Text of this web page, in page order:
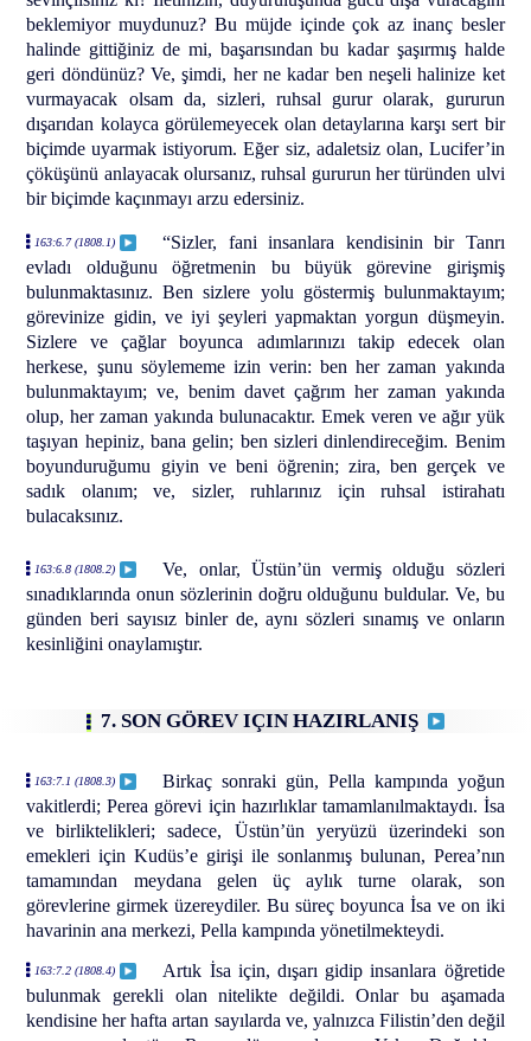
beklemiyor muydunuz? Bu müjde içinde çok az inanç besler
halinde gittiğiniz de mi, başarısından bu kadar şaşırmış halde
geri döndünüz? Ve, şimdi, her ne kadar ben neşeli halinize ket
vurmayacak olsam da, sizleri, ruhsal gurur olarak, gururun
dışarıdan kolayca görülemeyecek olan detaylarına karşı sert bir
biçimde uyarmak istiyorum. Eğer siz, adaletsiz olan, Lucifer’in
çöküşünü anlayacak olursanız, ruhsal gururun her türünden ulvi
bir biçimde kaçınmayı arzu edersiniz.
163:6.7 (1808.1)
“Sizler, fani insanlara kendisinin bir Tanrı
evladı olduğunu öğretmenin bu büyük görevine girişmiş
bulunmaktasınız. Ben sizlere yolu göstermiş bulunmaktayım;
görevinize gidin, ve iyi şeyleri yapmaktan yorgun düşmeyin.
Sizlere ve çağlar boyunca adımlarınızı takip edecek olan
herkese, şunu söylememe izin verin: ben her zaman yakında
bulunmaktayım; ve, benim davet çağrım her zaman yakında
olup, her zaman yakında bulunacaktır. Emek veren ve ağır yük
taşıyan hepiniz, bana gelin; ben sizleri dinlendireceğim. Benim
boyunduruğumu giyin ve beni öğrenin; zira, ben gerçek ve
sadık olanım; ve, sizler, ruhlarınız için ruhsal istirahatı
bulacaksınız.
163:6.8 (1808.2)
Ve, onlar, Üstün’ün vermiş olduğu sözleri
sınadıklarında onun sözlerinin doğru olduğunu buldular. Ve, bu
günden beri sayısız binler de, aynı sözleri sınamış ve onların
kesinliğini onaylamıştır.
7. SON GÖREV IÇIN HAZIRLANIŞ
163:7.1 (1808.3)
Birkaç sonraki gün, Pella kampında yoğun
vakitlerdi; Perea görevi için hazırlıklar tamamlanılmaktaydı. İsa
ve birliktelikleri; sadece, Üstün’ün yeryüzü üzerindeki son
emekleri için Kudüs’e girişi ile sonlanmış bulunan, Perea’nın
tamamından meydana gelen üç aylık turne olarak, son
görevlerine girmek üzereydiler. Bu süreç boyunca İsa ve on iki
havarinin ana merkezi, Pella kampında yönetilmekteydi.
163:7.2 (1808.4)
Artık İsa için, dışarı gidip insanlara öğretide
bulunmak gerekli olan nitelikte değildi. Onlar bu aşamada
kendisine her hafta artan sayılarda ve, yalnızca Filistin’den değil